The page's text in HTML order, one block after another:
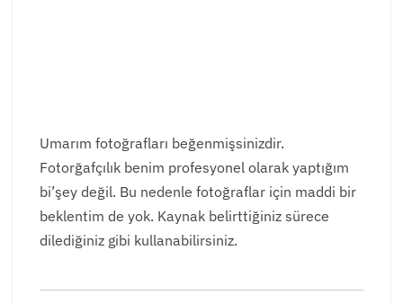
Umarım fotoğrafları beğenmişsinizdir.
Fotorğafçılık benim profesyonel olarak yaptığım
bi’şey değil. Bu nedenle fotoğraflar için maddi bir
beklentim de yok. Kaynak belirttiğiniz sürece
dilediğiniz gibi kullanabilirsiniz.